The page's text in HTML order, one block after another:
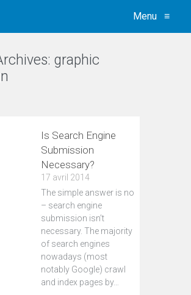
Menu ≡
graphic
Is Search Engine
Submission
Necessary?
17 avril 2014
The simple answer is no
– search engine
submission isn’t
necessary. The majority
of search engines
nowadays (most
notably Google) crawl
and index pages by…